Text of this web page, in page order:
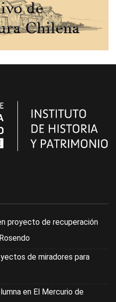
proyecto de recuperación
de miradores para
en El Mercurio de